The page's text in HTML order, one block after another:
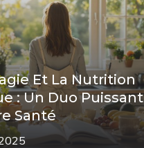
Et La Nutrition
: Un Duo Puissant
Santé